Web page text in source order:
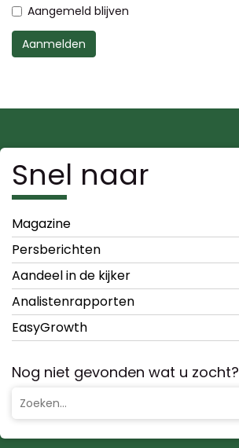
Aangemeld blijven
Aanmelden
Snel naar
Magazine
Persberichten
Aandeel in de kijker
Analistenrapporten
EasyGrowth
Nog niet gevonden wat u zocht?